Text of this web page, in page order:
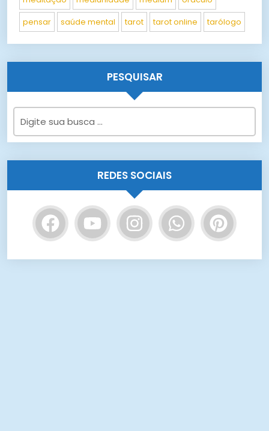
pensar saúde mental tarot tarot online tarólogo
PESQUISAR
REDES SOCIAIS